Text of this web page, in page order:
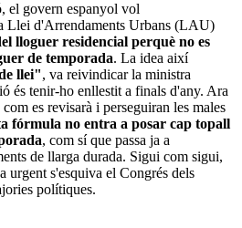
el govern espanyol vol
Llei d'Arrendaments Urbans (LAU)
lloguer residencial perquè no es
de temporada. La idea així
llei", va reivindicar la ministra
és tenir-ho enllestit a finals d'any. Ara
es revisarà i perseguiran les males
fórmula no entra a posar cap topall
, com sí que passa ja a
de llarga durada. Sigui com sigui,
urgent s'esquiva el Congrés dels
polítiques.